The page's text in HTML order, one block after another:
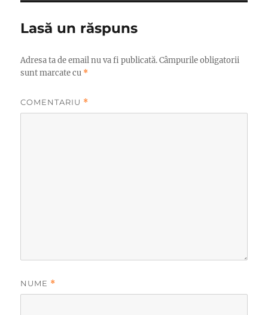
Lasă un răspuns
Adresa ta de email nu va fi publicată. Câmpurile obligatorii
sunt marcate cu *
COMENTARIU *
NUME *